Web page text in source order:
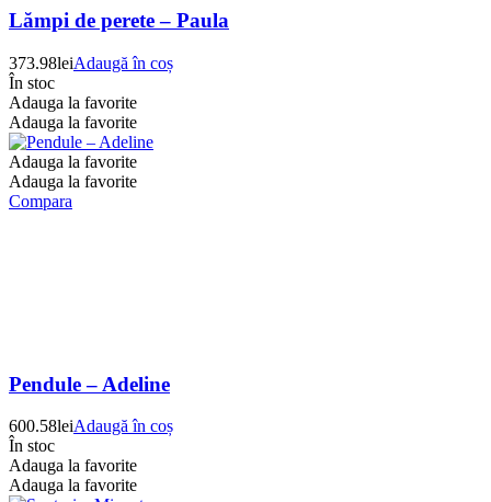
Lămpi de perete – Paula
373.98leiAdaugă în coș
În stoc
Adauga la favorite
Adauga la favorite
Adauga la favorite
Adauga la favorite
Compara
Pendule – Adeline
600.58leiAdaugă în coș
În stoc
Adauga la favorite
Adauga la favorite